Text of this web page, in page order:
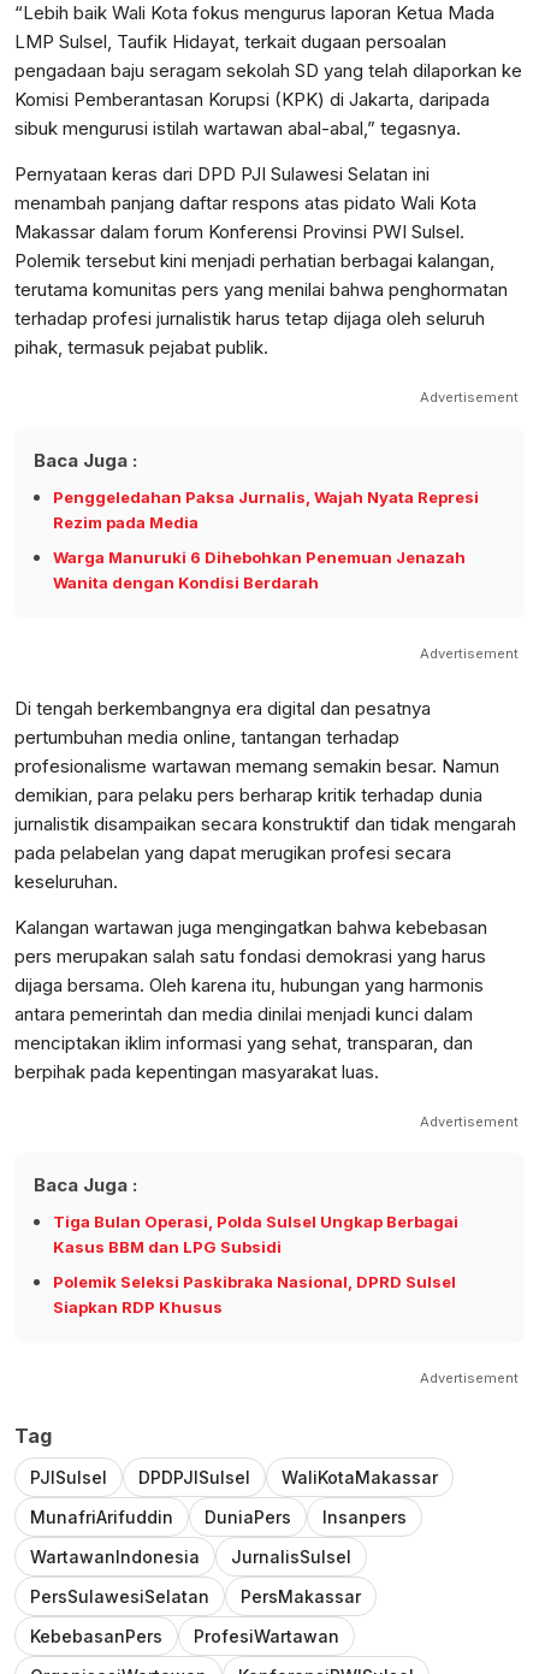
“Lebih baik Wali Kota fokus mengurus laporan Ketua Mada
LMP Sulsel, Taufik Hidayat, terkait dugaan persoalan
pengadaan baju seragam sekolah SD yang telah dilaporkan ke
Komisi Pemberantasan Korupsi (KPK) di Jakarta, daripada
sibuk mengurusi istilah wartawan abal-abal,” tegasnya.
Pernyataan keras dari DPD PJI Sulawesi Selatan ini
menambah panjang daftar respons atas pidato Wali Kota
Makassar dalam forum Konferensi Provinsi PWI Sulsel.
Polemik tersebut kini menjadi perhatian berbagai kalangan,
terutama komunitas pers yang menilai bahwa penghormatan
terhadap profesi jurnalistik harus tetap dijaga oleh seluruh
pihak, termasuk pejabat publik.
Advertisement
Baca Juga :
Penggeledahan Paksa Jurnalis, Wajah Nyata Represi
Rezim pada Media
Warga Manuruki 6 Dihebohkan Penemuan Jenazah
Wanita dengan Kondisi Berdarah
Advertisement
Di tengah berkembangnya era digital dan pesatnya
pertumbuhan media online, tantangan terhadap
profesionalisme wartawan memang semakin besar. Namun
demikian, para pelaku pers berharap kritik terhadap dunia
jurnalistik disampaikan secara konstruktif dan tidak mengarah
pada pelabelan yang dapat merugikan profesi secara
keseluruhan.
Kalangan wartawan juga mengingatkan bahwa kebebasan
pers merupakan salah satu fondasi demokrasi yang harus
dijaga bersama. Oleh karena itu, hubungan yang harmonis
antara pemerintah dan media dinilai menjadi kunci dalam
menciptakan iklim informasi yang sehat, transparan, dan
berpihak pada kepentingan masyarakat luas.
Advertisement
Baca Juga :
Tiga Bulan Operasi, Polda Sulsel Ungkap Berbagai
Kasus BBM dan LPG Subsidi
Polemik Seleksi Paskibraka Nasional, DPRD Sulsel
Siapkan RDP Khusus
Advertisement
Tag
PJISulsel DPDPJISulsel
WaliKotaMakassar
MunafriArifuddin
DuniaPers
Insanpers
WartawanIndonesia
JurnalisSulsel
PersSulawesiSelatan
PersMakassar
KebebasanPers
ProfesiWartawan